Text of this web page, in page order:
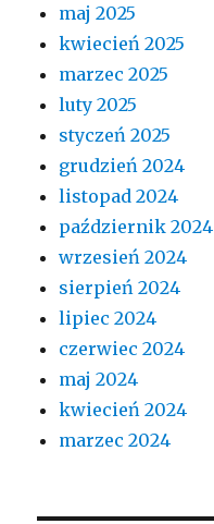
maj 2025
kwiecień 2025
marzec 2025
luty 2025
styczeń 2025
grudzień 2024
listopad 2024
październik 2024
wrzesień 2024
sierpień 2024
lipiec 2024
czerwiec 2024
maj 2024
kwiecień 2024
marzec 2024